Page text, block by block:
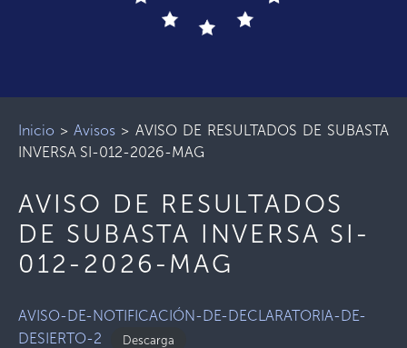
Inicio >Avisos > AVISO DE RESULTADOS DE SUBASTA
INVERSA SI-012-2026-MAG
AVISO DE RESULTADOS
DE SUBASTA INVERSA SI-
012-2026-MAG
AVISO-DE-NOTIFICACIÓN-DE-DECLARATORIA-DE-
DESIERTO-2
Descarga